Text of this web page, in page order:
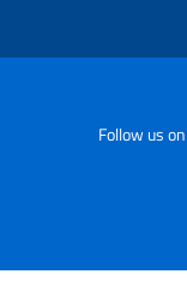
Follow us on